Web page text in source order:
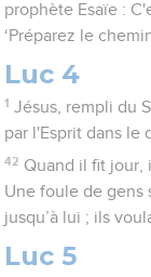
prophète Esaïe :
‘Préparez le
Luc 4
1 Jésus, rempli du
par l'Esprit dans le
42 Quand il fit jour,
Une foule de gens
jusqu’à lui ; ils
Luc 5